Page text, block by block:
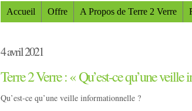
Accueil Offre A Propos de Terre 2 Verre
4 avril 2021
Terre 2 Verre : « Qu’est-ce qu’une
Qu’est-ce qu’une veille informationnelle ?